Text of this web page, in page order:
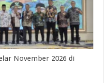
November 2026 di